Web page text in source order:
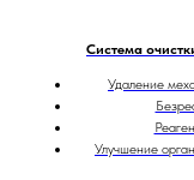
Система
Удаление
Улучшение